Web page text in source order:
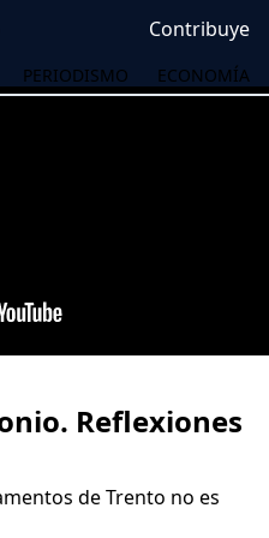
Contribuye
PERIODISMO ECONOMÍA
Reflexiones
de Trento no es